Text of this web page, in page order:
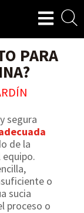
PARA
segura
de la
equipo.
o
sucia
proceso o